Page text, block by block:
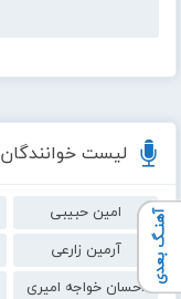
لیست خوانندگان
امین حبیبی
آرمین زارعی
احسان خواجه امیری
آهنـگ بعدی